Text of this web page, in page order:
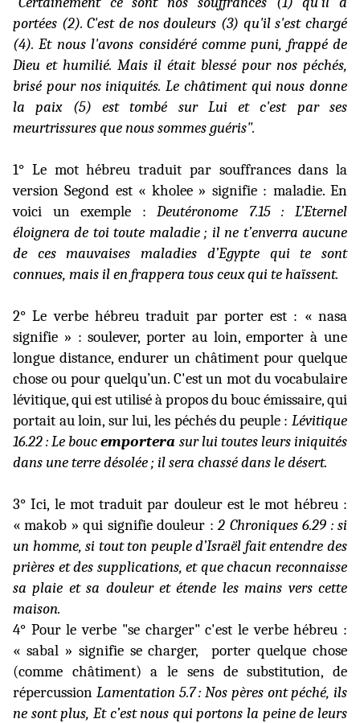
portées (2). C'est de nos douleurs (3) qu'il s'est chargé
(4). Et nous l'avons considéré comme puni, frappé de
Dieu et humilié. Mais il était blessé pour nos péchés,
brisé pour nos iniquités. Le châtiment qui nous donne
la paix (5) est tombé sur Lui et c'est par ses
meurtrissures que nous sommes guéris".
1° Le mot hébreu traduit par souffrances dans la
version Segond est « kholee » signifie : maladie. En
voici un exemple :Deutéronome 7.15 : L’Eternel
éloignera de toi toute maladie ; il ne t’enverra aucune
de ces mauvaises maladies d’Egypte qui te sont
connues, mais il en frappera tous ceux qui te haïssent.
2° Le verbe hébreu traduit par porter est : « nasa
signifie » : soulever, porter au loin, emporter à une
longue distance, endurer un châtiment pour quelque
chose ou pour quelqu’un. C'est un mot du vocabulaire
lévitique, qui est utilisé à propos du bouc émissaire, qui
portait au loin, sur lui, les péchés du peuple : Lévitique
16.22 : Le boucemportera sur lui toutes leurs iniquités
dans une terre désolée ; il sera chassé dans le désert.
3° Ici, le mot traduit par douleur est le mot hébreu :
« makob » qui signifie douleur :2 Chroniques 6.29 : si
un homme, si tout ton peuple d’Israël fait entendre des
prières et des supplications, et que chacun reconnaisse
sa plaie et sa douleur et étende les mains vers cette
maison.
4° Pour le verbe "se charger" c'est le verbe hébreu :
« sabal » signifie se charger,porter quelque chose
(comme châtiment) a le sens de substitution, de
répercussion Lamentation 5.7 : Nos pères ont péché, ils
ne sont plus, Et c’est nous qui portons la peine de leurs